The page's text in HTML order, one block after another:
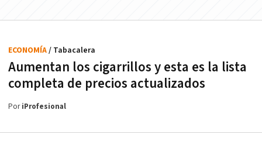
Aumentan los cigarrillos y esta es la lista
completa de precios actualizados
ECONOMÍA/ Tabacalera
PoriProfesional